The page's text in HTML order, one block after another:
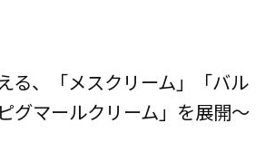
る、「メスクリーム」「バル
グマールクリーム」を展開～